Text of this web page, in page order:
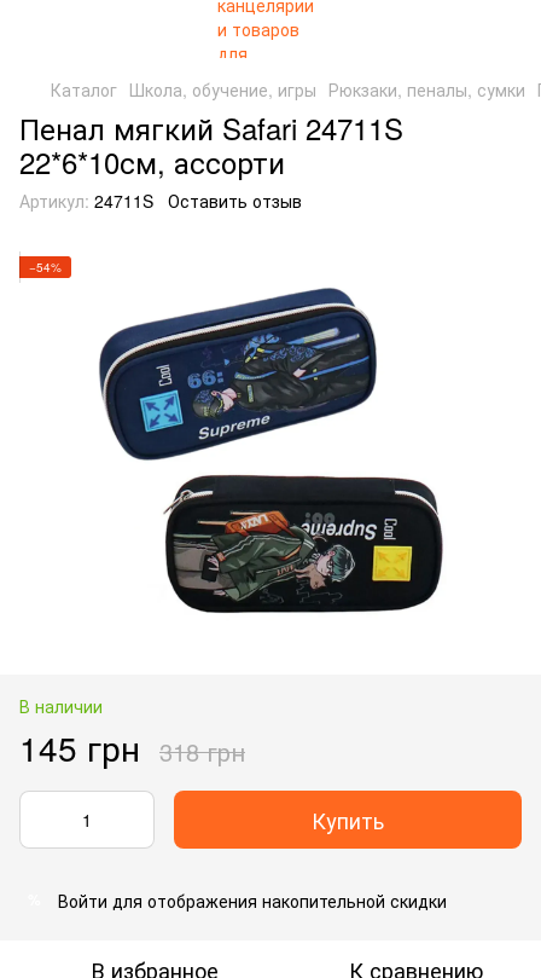
Каталог Школа, обучение, игры Рюкзаки, пеналы, сумки
Пенал мягкий Safari 24711S
22*6*10см, ассорти
Артикул: 24711S Оставить отзыв
−54%
В наличии
145 грн 318 грн
Купить
Войти для отображения накопительной скидки
В избранное К сравнению